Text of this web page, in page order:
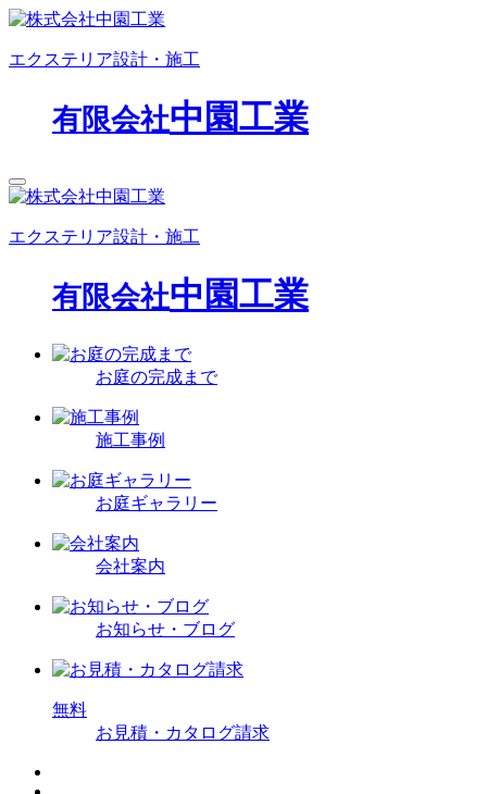
エクステリア設計・施工
有限会社中園工業
エクステリア設計・施工
有限会社中園工業
お庭の完成まで
施工事例
お庭ギャラリー
会社案内
お知らせ・ブログ
無料
お見積・カタログ請求